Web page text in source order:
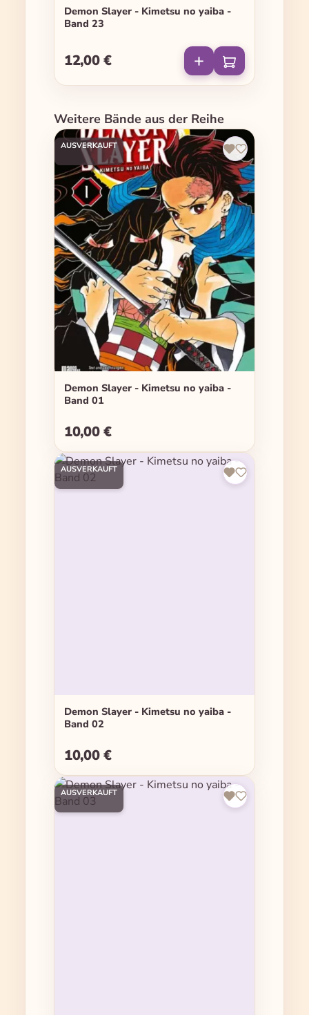
Demon Slayer - Kimetsu no yaiba -
Band 23
Regulärer Preis:
12,00 €
Produktgalerie überspringen
Weitere Bände aus der Reihe
AUSVERKAUFT
Demon Slayer - Kimetsu no yaiba -
Band 01
Regulärer Preis:
10,00 €
AUSVERKAUFT
Demon Slayer - Kimetsu no yaiba -
Band 02
Regulärer Preis:
10,00 €
AUSVERKAUFT